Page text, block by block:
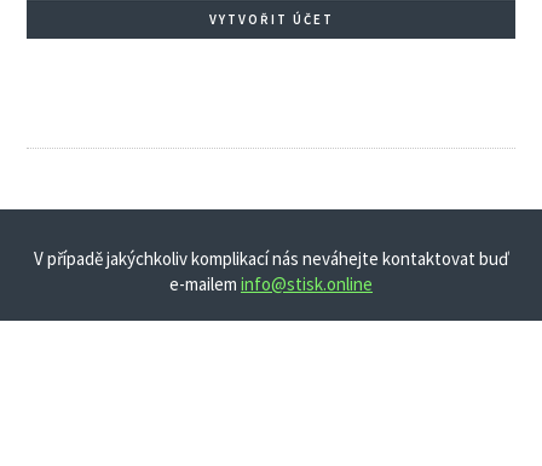
VYTVOŘIT ÚČET
V případě jakýchkoliv komplikací nás neváhejte kontaktovat buď
e-mailem info@stisk.online